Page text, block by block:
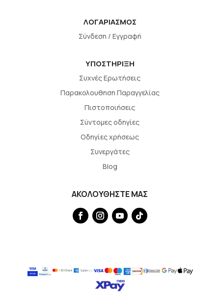
ΛΟΓΑΡΙΑΣΜΟΣ
Σύνδεση / Εγγραφή
ΥΠΟΣΤΗΡΙΞΗ
Συχνές Ερωτήσεις
Παρακολουθηση Παραγγελίας
Πιστοποιήσεις
Σύντομες οδηγίες
Οδηγίες χρήσεως
Συνεργάτες
Blog
ΑΚΟΛΟΥΘΗΣΤΕ ΜΑΣ